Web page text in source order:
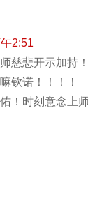
2:51
慈悲开示加持
钦诺！！！！
！时刻意念上